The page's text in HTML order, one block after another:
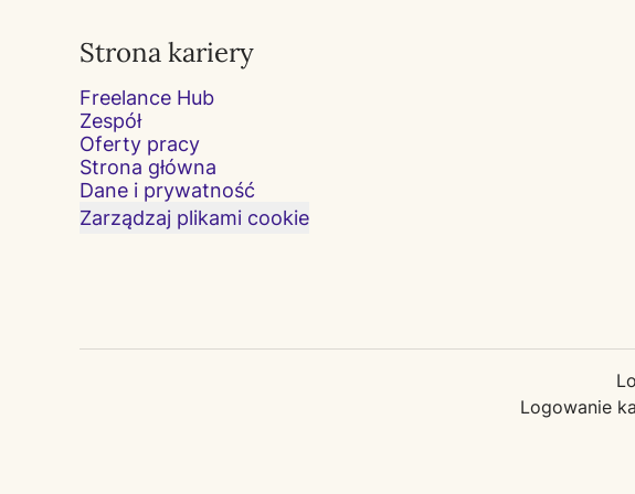
Strona kariery
Freelance Hub
Zespół
Oferty pracy
Strona główna
Dane i prywatność
Zarządzaj plikami cookie
Logowanie